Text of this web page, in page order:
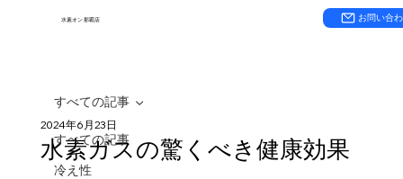
水素オン 那覇店 お問い合
すべての記事
冷え性
すべての記事
水素ガスの驚くべき健康効果
2024年6月23日